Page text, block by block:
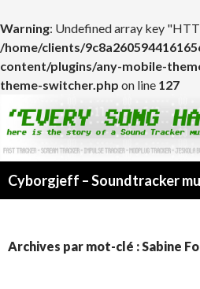
Warning: Undefined array key
/home/clients/
content/plugins/any-mobile-
theme-switcher.php on line 127
Cyborgjeff – Soundtracker
Archives par mot-clé : Sabine